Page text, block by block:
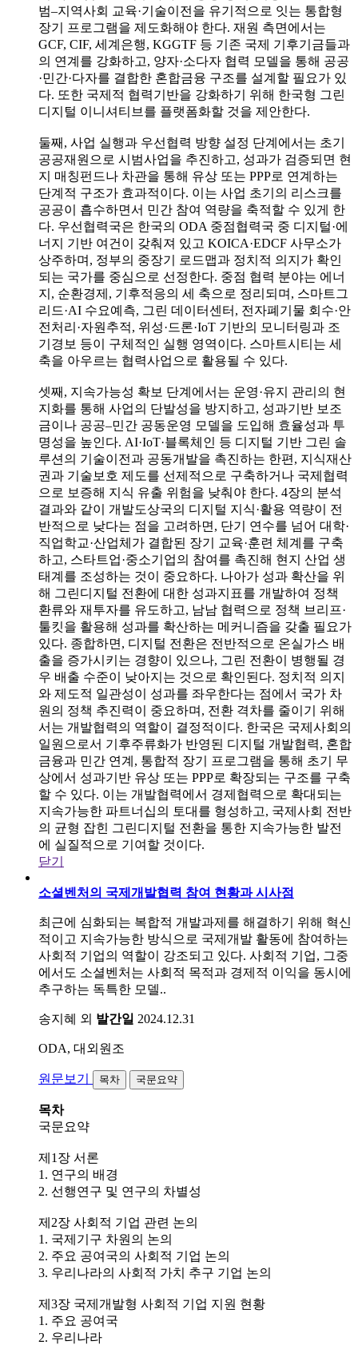
범–지역사회 교육·기술이전을 유기적으로 잇는 통합형
장기 프로그램을 제도화해야 한다. 재원 측면에서는
GCF, CIF, 세계은행, KGGTF 등 기존 국제 기후기금들과
의 연계를 강화하고, 양자·소다자 협력 모델을 통해 공공
·민간·다자를 결합한 혼합금융 구조를 설계할 필요가 있
다. 또한 국제적 협력기반을 강화하기 위해 한국형 그린
디지털 이니셔티브를 플랫폼화할 것을 제안한다.
둘째, 사업 실행과 우선협력 방향 설정 단계에서는 초기
공공재원으로 시범사업을 추진하고, 성과가 검증되면 현
지 매칭펀드나 차관을 통해 유상 또는 PPP로 연계하는
단계적 구조가 효과적이다. 이는 사업 초기의 리스크를
공공이 흡수하면서 민간 참여 역량을 축적할 수 있게 한
다. 우선협력국은 한국의 ODA 중점협력국 중 디지털·에
너지 기반 여건이 갖춰져 있고 KOICA·EDCF 사무소가
상주하며, 정부의 중장기 로드맵과 정치적 의지가 확인
되는 국가를 중심으로 선정한다. 중점 협력 분야는 에너
지, 순환경제, 기후적응의 세 축으로 정리되며, 스마트그
리드·AI 수요예측, 그린 데이터센터, 전자폐기물 회수·안
전처리·자원추적, 위성·드론·IoT 기반의 모니터링과 조
기경보 등이 구체적인 실행 영역이다. 스마트시티는 세
축을 아우르는 협력사업으로 활용될 수 있다.
셋째, 지속가능성 확보 단계에서는 운영·유지 관리의 현
지화를 통해 사업의 단발성을 방지하고, 성과기반 보조
금이나 공공–민간 공동운영 모델을 도입해 효율성과 투
명성을 높인다. AI·IoT·블록체인 등 디지털 기반 그린 솔
루션의 기술이전과 공동개발을 촉진하는 한편, 지식재산
권과 기술보호 제도를 선제적으로 구축하거나 국제협력
으로 보증해 지식 유출 위험을 낮춰야 한다. 4장의 분석
결과와 같이 개발도상국의 디지털 지식·활용 역량이 전
반적으로 낮다는 점을 고려하면, 단기 연수를 넘어 대학·
직업학교·산업체가 결합된 장기 교육·훈련 체계를 구축
하고, 스타트업·중소기업의 참여를 촉진해 현지 산업 생
태계를 조성하는 것이 중요하다. 나아가 성과 확산을 위
해 그린디지털 전환에 대한 성과지표를 개발하여 정책
환류와 재투자를 유도하고, 남남 협력으로 정책 브리프·
툴킷을 활용해 성과를 확산하는 메커니즘을 갖출 필요가
있다. 종합하면, 디지털 전환은 전반적으로 온실가스 배
출을 증가시키는 경향이 있으나, 그린 전환이 병행될 경
우 배출 수준이 낮아지는 것으로 확인된다. 정치적 의지
와 제도적 일관성이 성과를 좌우한다는 점에서 국가 차
원의 정책 추진력이 중요하며, 전환 격차를 줄이기 위해
서는 개발협력의 역할이 결정적이다. 한국은 국제사회의
일원으로서 기후주류화가 반영된 디지털 개발협력, 혼합
금융과 민간 연계, 통합적 장기 프로그램을 통해 초기 무
상에서 성과기반 유상 또는 PPP로 확장되는 구조를 구축
할 수 있다. 이는 개발협력에서 경제협력으로 확대되는
지속가능한 파트너십의 토대를 형성하고, 국제사회 전반
의 균형 잡힌 그린디지털 전환을 통한 지속가능한 발전
에 실질적으로 기여할 것이다.
닫기
소셜벤처의 국제개발협력 참여 현황과 시사점
최근에 심화되는 복합적 개발과제를 해결하기 위해 혁신
적이고 지속가능한 방식으로 국제개발 활동에 참여하는
사회적 기업의 역할이 강조되고 있다. 사회적 기업, 그중
에서도 소셜벤처는 사회적 목적과 경제적 이익을 동시에
추구하는 독특한 모델..
송지혜 외 발간일 2024.12.31
ODA, 대외원조
원문보기 목차 국문요약
목차
국문요약
제1장 서론
1. 연구의 배경
2. 선행연구 및 연구의 차별성
제2장 사회적 기업 관련 논의
1. 국제기구 차원의 논의
2. 주요 공여국의 사회적 기업 논의
3. 우리나라의 사회적 가치 추구 기업 논의
제3장 국제개발형 사회적 기업 지원 현황
1. 주요 공여국
2. 우리나라